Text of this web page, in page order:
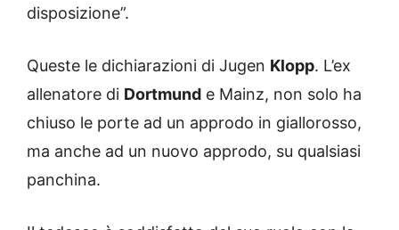
disposizione”.
Queste le dichiarazioni di Jugen Klopp. L’ex
allenatore di Dortmund e Mainz, non solo ha
chiuso le porte ad un approdo in giallorosso,
ma anche ad un nuovo approdo, su qualsiasi
panchina.